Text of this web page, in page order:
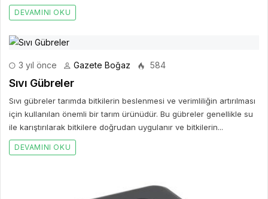
DEVAMINI OKU
3 yıl önce Gazete Boğaz 584
Sıvı Gübreler
Sıvı gübreler tarımda bitkilerin beslenmesi ve verimliliğin artırılması
için kullanılan önemli bir tarım ürünüdür. Bu gübreler genellikle su
ile karıştırılarak bitkilere doğrudan uygulanır ve bitkilerin...
DEVAMINI OKU